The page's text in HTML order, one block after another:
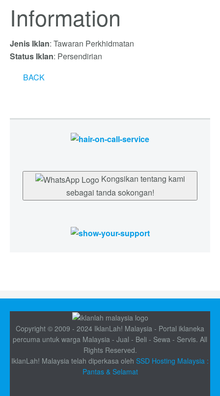
Information
Jenis Iklan: Tawaran Perkhidmatan
Status Iklan: Persendirian
BACK
sebagai tanda sokongan!
Copyright © 2009 - 2024 IklanLah! Malaysia - Portal iklaneka
percuma untuk warga Malaysia - Jual - Beli - Sewa - Servis. All
Rights Reserved.
IklanLah! Malaysia telah diperkasa oleh SSD Hosting Malaysia :
Pantas & Selamat